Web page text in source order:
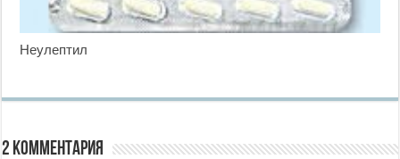
Неулептил
2 комментария